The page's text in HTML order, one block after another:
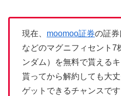
現在、 moomoo証券の証
などのマグニフィセント7
ンダム）を無料で貰える
貰ってから解約しても大
ゲットできるチャンスです